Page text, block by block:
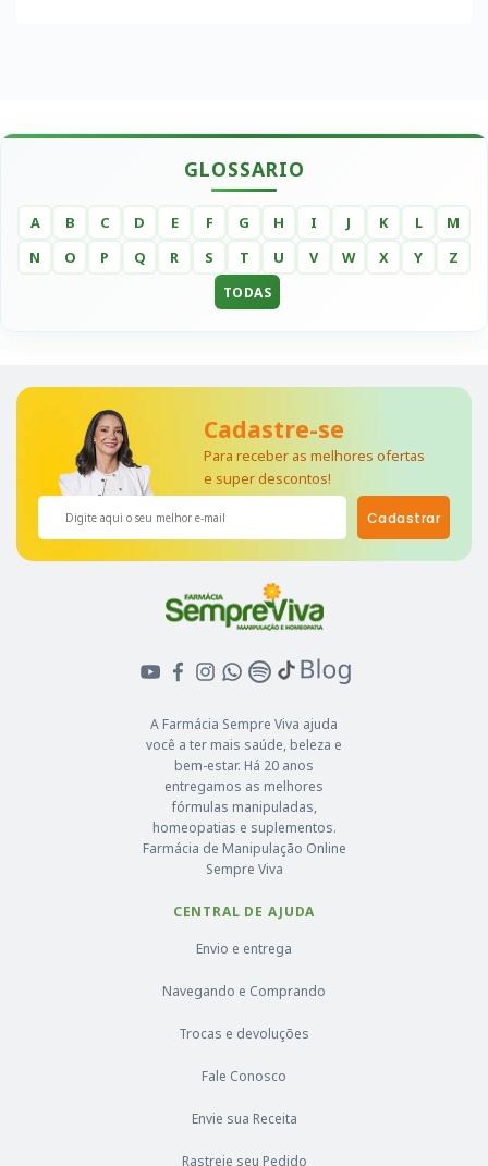
GLOSSARIO
A B C D E F G H I J K L
M
N
O P Q R S T U V W X Y Z
TODAS
A Farmácia Sempre Viva ajuda
você a ter mais saúde, beleza e
bem-estar. Há 20 anos
entregamos as melhores
fórmulas manipuladas,
homeopatias e suplementos.
Farmácia de Manipulação Online
Sempre Viva
CENTRAL DE AJUDA
Envio e entrega
Navegando e Comprando
Trocas e devoluções
Fale Conosco
Envie sua Receita
Rastreie seu Pedido
Cadastre-se
Para receber as melhores ofertas
e super descontos!
Cadastrar